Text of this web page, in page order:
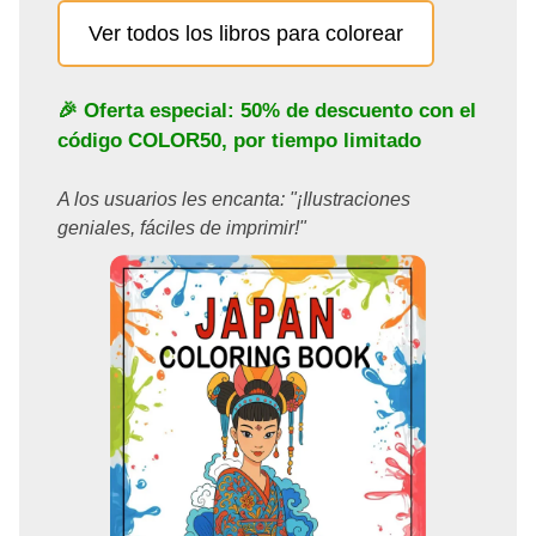
Ver todos los libros para colorear
🎉 Oferta especial: 50% de descuento con el
código COLOR50, por tiempo limitado
A los usuarios les encanta: "¡Ilustraciones
geniales, fáciles de imprimir!"